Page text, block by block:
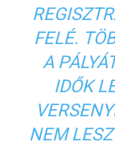
FELÉ.
A
IDŐK
NEM